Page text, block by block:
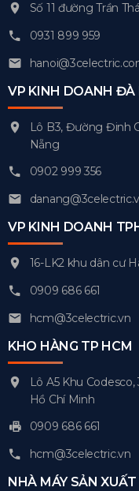
Số 11 đường Trần
0931 899 959
VP KINH DOANH ĐÀ
Lô B3, Đường Đinh
Nẵng
0902 999 356
VP KINH DOANH
16-LK2 khu dân cư
0909 686 661
hcm@3celectric.vn
KHO HÀNG TP HCM
Lô A5 Khu
Hồ Chí Minh
0909 686 661
hcm@3celectric.vn
NHÀ MÁY SẢN XUẤT